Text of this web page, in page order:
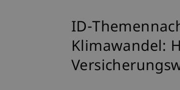
ID-
Klimawandel: